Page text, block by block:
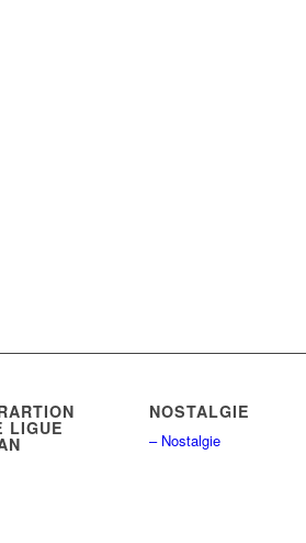
LIGUE
NOSTALGIE
– Nostalgie